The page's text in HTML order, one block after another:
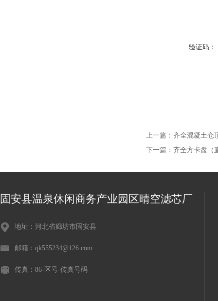
验证码：
上一篇： 齐全混凝土仓
下一篇： 齐全方卡盘（
固安县温泉休闲商务产业园区晴空滤芯厂
地址：河北省廊坊市固安县
邮箱：qk555234@126.com
传真：86-区号-传真号码